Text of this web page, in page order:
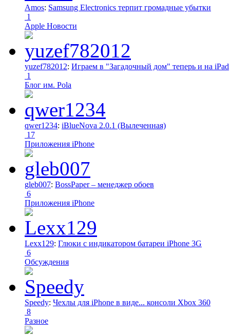
Amos: Samsung Electronics терпит громадные убытки
1
Apple Новости
yuzef782012: Играем в "Загадочный дом" теперь и на iPad
1
Блог им. Pola
qwer1234: iBlueNova 2.0.1 (Вылеченная)
17
Приложения iPhone
gleb007: BossPaper – менеджер обоев
6
Приложения iPhone
Lexx129: Глюки с индикатором батареи iPhone 3G
6
Обсуждения
Speedy: Чехлы для iPhone в виде... консоли Xbox 360
8
Разное